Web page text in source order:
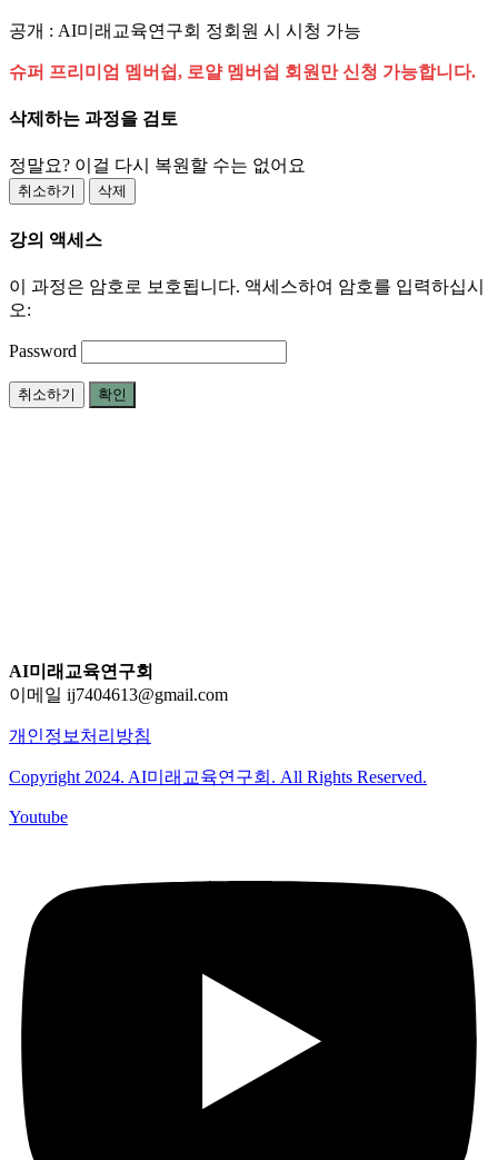
공개 : AI미래교육연구회 정회원 시 시청 가능
슈퍼 프리미엄 멤버쉽, 로얄 멤버쉽 회원만 신청 가능합니다.
삭제하는 과정을 검토
정말요? 이걸 다시 복원할 수는 없어요
취소하기 삭제
강의 액세스
이 과정은 암호로 보호됩니다. 액세스하여 암호를 입력하십시
오:
Password
취소하기 확인
AI미래교육연구회
이메일 ij7404613@gmail.com
개인정보처리방침
Copyright 2024. AI미래교육연구회. All Rights Reserved.
Youtube